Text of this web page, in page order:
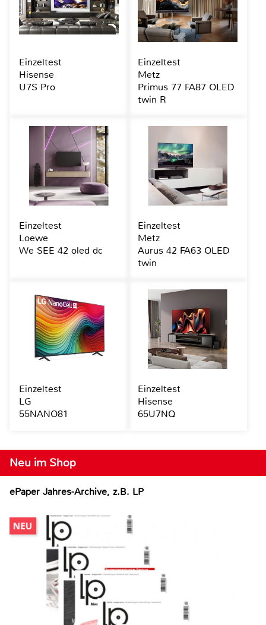
Neu im Shop
ePaper Jahres-Archive, z.B. LP
Einzeltest
Hisense
U7S Pro
Einzeltest
Metz
Primus 77 FA87 OLED
twin R
Einzeltest
Loewe
We SEE 42 oled dc
Einzeltest
Metz
Aurus 42 FA63 OLED
twin
Einzeltest
LG
55NANO81
Einzeltest
Hisense
65U7NQ